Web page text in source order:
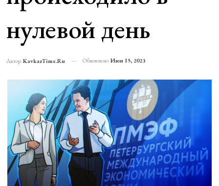
нулевой день
Автор KavkazTime.ru Обновлено Июн 15, 2023